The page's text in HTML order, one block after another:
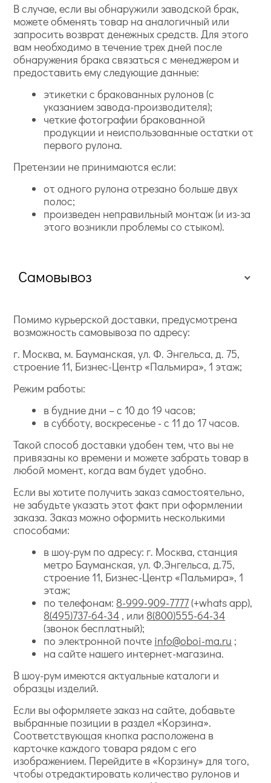
В случае, если вы обнаружили заводской брак,
можете обменять товар на аналогичный или
запросить возврат денежных средств. Для этого
вам необходимо в течение трех дней после
обнаружения брака связаться с менеджером и
предоставить ему следующие данные:
этикетки с бракованных рулонов (с
указанием завода-производителя);
четкие фотографии бракованной
продукции и неиспользованные остатки от
первого рулона.
Претензии не принимаются если:
от одного рулона отрезано больше двух
полос;
произведен неправильный монтаж (и из-за
этого возникли проблемы со стыком).
Самовывоз
Помимо курьерской доставки, предусмотрена
возможность самовывоза по адресу:
г. Москва, м. Бауманская, ул. Ф. Энгельса, д. 75,
строение 11, Бизнес-Центр «Пальмира», 1 этаж;
Режим работы:
в будние дни – с 10 до 19 часов;
в субботу, воскресенье - с 11 до 17 часов.
Такой способ доставки удобен тем, что вы не
привязаны ко времени и можете забрать товар в
любой момент, когда вам будет удобно.
Если вы хотите получить заказ самостоятельно,
не забудьте указать этот факт при оформлении
заказа. Заказ можно оформить несколькими
способами:
в шоу-рум по адресу: г. Москва, станция
метро Бауманская, ул. Ф.Энгельса, д.75,
строение 11, Бизнес-Центр «Пальмира», 1
этаж;
по телефонам: 8-999-909-7777(+whats app),
8(495)737-64-34 , или 8(800)555-64-34
(звонок бесплатный);
по электронной почте info@oboi-ma.ru ;
на сайте нашего интернет-магазина.
В шоу-рум имеются актуальные каталоги и
образцы изделий.
Если вы оформляете заказ на сайте, добавьте
выбранные позиции в раздел «Корзина».
Соответствующая кнопка расположена в
карточке каждого товара рядом с его
изображением. Перейдите в «Корзину» для того,
чтобы отредактировать количество рулонов и